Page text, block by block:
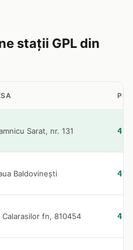
stații GPL din
Sarat, nr. 131
Baldovinești
Calarasilor fn, 810454